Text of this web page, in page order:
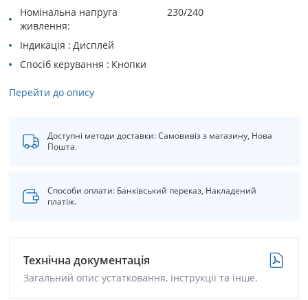
Номінальна напруга
живлення
230/240
Індикація
Дисплей
Спосіб керування
Кнопки
Перейти до опису
Доступні методи доставки: Самовивіз з магазину, Нова
Пошта.
Способи оплати: Банківський переказ, Накладений
платіж.
Технічна документація
Загальний опис устатковання, інструкції та інше.